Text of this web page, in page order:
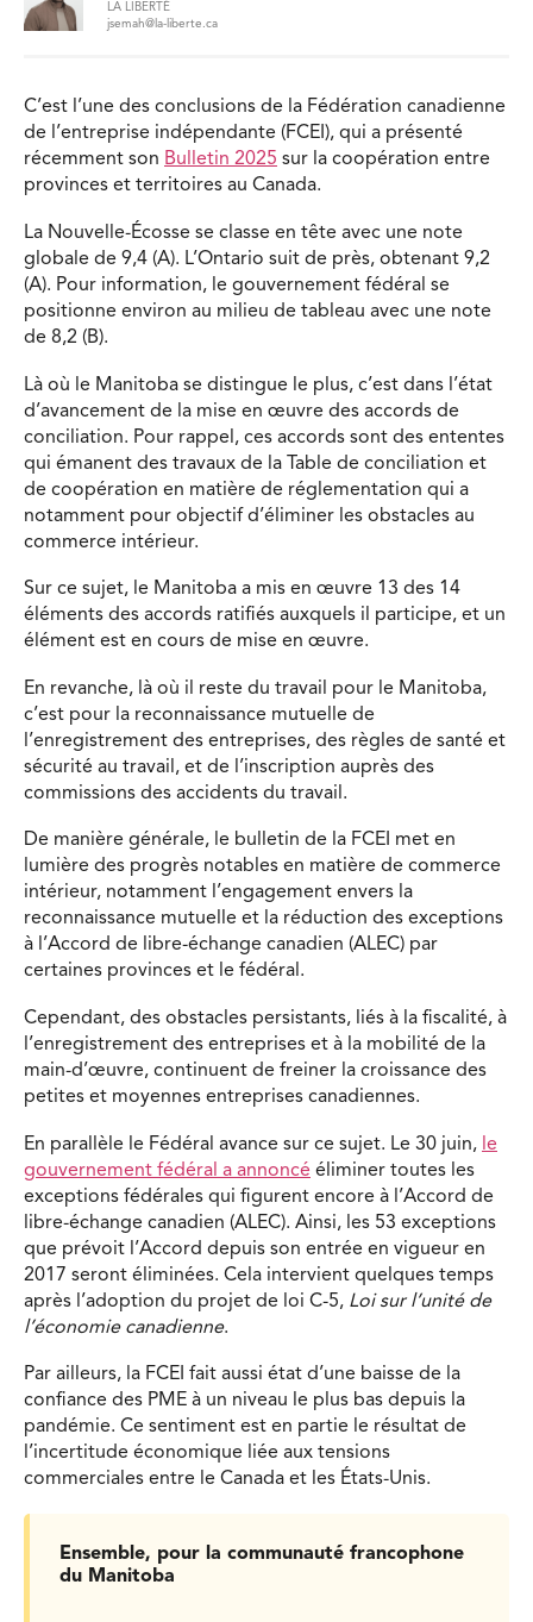
LA LIBERTÉ
jsemah@la-liberte.ca
C’est l’une des conclusions de la Fédération canadienne
de l’entreprise indépendante (FCEI), qui a présenté
récemment son Bulletin 2025 sur la coopération entre
provinces et territoires au Canada.
La Nouvelle-Écosse se classe en tête avec une note
globale de 9,4 (A). L’Ontario suit de près, obtenant 9,2
(A). Pour information, le gouvernement fédéral se
positionne environ au milieu de tableau avec une note
de 8,2 (B).
Là où le Manitoba se distingue le plus, c’est dans l’état
d’avancement de la mise en œuvre des accords de
conciliation. Pour rappel, ces accords sont des ententes
qui émanent des travaux de la Table de conciliation et
de coopération en matière de réglementation qui a
notamment pour objectif d’éliminer les obstacles au
commerce intérieur.
Sur ce sujet, le Manitoba a mis en œuvre 13 des 14
éléments des accords ratifiés auxquels il participe, et un
élément est en cours de mise en œuvre.
En revanche, là où il reste du travail pour le Manitoba,
c’est pour la reconnaissance mutuelle de
l’enregistrement des entreprises, des règles de santé et
sécurité au travail, et de l’inscription auprès des
commissions des accidents du travail.
De manière générale, le bulletin de la FCEI met en
lumière des progrès notables en matière de commerce
intérieur, notamment l’engagement envers la
reconnaissance mutuelle et la réduction des exceptions
à l’Accord de libre-échange canadien (ALEC) par
certaines provinces et le fédéral.
Cependant, des obstacles persistants, liés à la fiscalité, à
l’enregistrement des entreprises et à la mobilité de la
main-d’œuvre, continuent de freiner la croissance des
petites et moyennes entreprises canadiennes.
En parallèle le Fédéral avance sur ce sujet. Le 30 juin, le
gouvernement fédéral a annoncé éliminer toutes les
exceptions fédérales qui figurent encore à l’Accord de
libre-échange canadien (ALEC). Ainsi, les 53 exceptions
que prévoit l’Accord depuis son entrée en vigueur en
2017 seront éliminées. Cela intervient quelques temps
après l’adoption du projet de loi C-5, Loi sur l’unité de
l’économie canadienne.
Par ailleurs, la FCEI fait aussi état d’une baisse de la
confiance des PME à un niveau le plus bas depuis la
pandémie. Ce sentiment est en partie le résultat de
l’incertitude économique liée aux tensions
commerciales entre le Canada et les États-Unis.
Ensemble, pour la communauté francophone
du Manitoba